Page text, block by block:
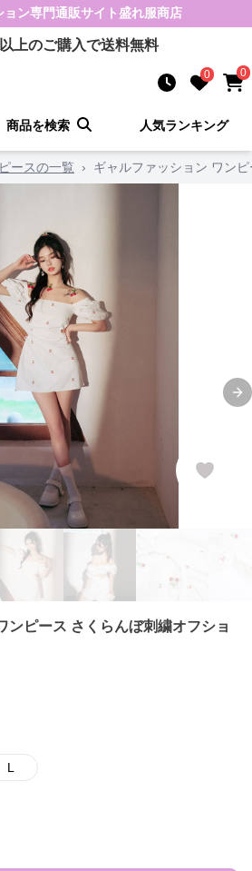
ョン専門通販サイト盛れ服商店
上のご購入で送料無料
0 0
商品を検索 人気ランキング
ースの一覧 › ギャルファッション ワン
ンピース さくらんぼ刺繍オフショ
L